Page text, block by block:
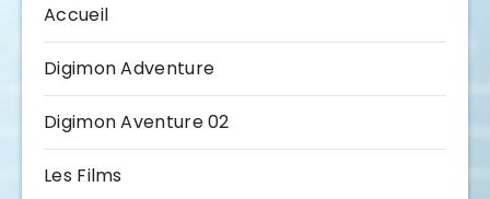
Accueil
Digimon Adventure
Digimon Aventure 02
Les Films